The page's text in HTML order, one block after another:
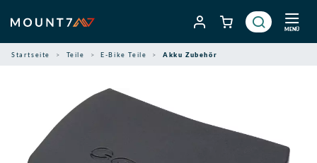
Inhalt
springen
MENÜ
Startseite Teile E-Bike Teile Akku Zubehör